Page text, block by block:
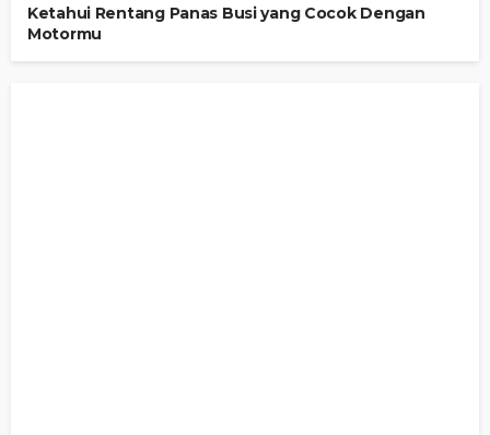
Ketahui Rentang Panas Busi yang Cocok Dengan
Motormu